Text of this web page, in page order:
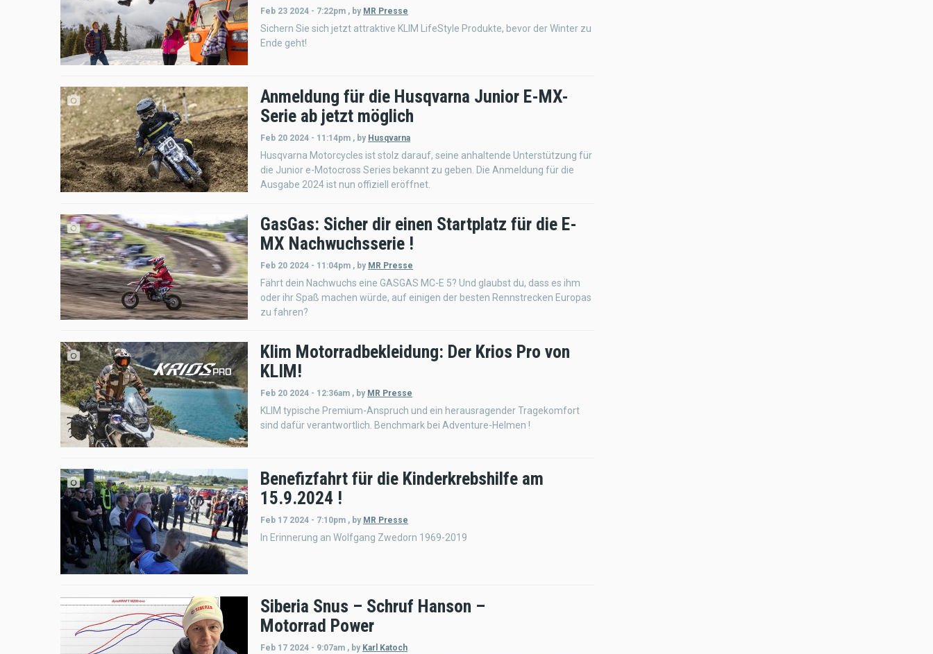
Feb 23 2024 - 7:22pm , by MR Presse
Sichern Sie sich jetzt attraktive KLIM LifeStyle Produkte, bevor der Winter zu
Ende geht!
Anmeldung für die Husqvarna Junior E-MX-
Serie ab jetzt möglich
Feb 20 2024 - 11:14pm , by Husqvarna
Husqvarna Motorcycles ist stolz darauf, seine anhaltende Unterstützung für
die Junior e-Motocross Series bekannt zu geben. Die Anmeldung für die
Ausgabe 2024 ist nun offiziell eröffnet.
GasGas: Sicher dir einen Startplatz für die E-
MX Nachwuchsserie !
Feb 20 2024 - 11:04pm , by MR Presse
Fährt dein Nachwuchs eine GASGAS MC-E 5? Und glaubst du, dass es ihm
oder ihr Spaß machen würde, auf einigen der besten Rennstrecken Europas
zu fahren?
Klim Motorradbekleidung: Der Krios Pro von
KLIM!
Feb 20 2024 - 12:36am , by MR Presse
KLIM typische Premium-Anspruch und ein herausragender Tragekomfort
sind dafür verantwortlich. Benchmark bei Adventure-Helmen !
Benefizfahrt für die Kinderkrebshilfe am
15.9.2024 !
Feb 17 2024 - 7:10pm , by MR Presse
In Erinnerung an Wolfgang Zwedorn 1969-2019
Siberia Snus – Schruf Hanson –
Motorrad Power
Feb 17 2024 - 9:07am , by Karl Katoch